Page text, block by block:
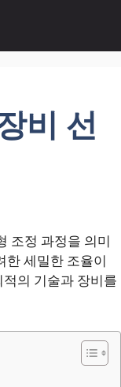
비 선
조정 과정을 의미
세밀한 조율이
의 기술과 장비를